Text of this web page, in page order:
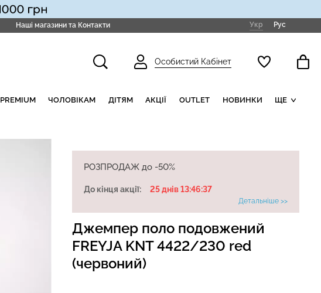
Наші магазини та Контакти Укр Рус
Особистий Кабінет
PREMIUM ЧОЛОВІКАМ ДІТЯМ АКЦІЇ OUTLET НОВИНКИ ЩЕ
РОЗПРОДАЖ до -50%
До кінця акції: 25 днів 13:46:36
Детальніше >>
Джемпер поло подовжений
FREYJA KNT 4422/230 red
(червоний)